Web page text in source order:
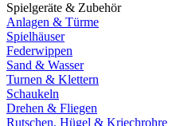
Spielgeräte & Zubehör
Anlagen & Türme
Spielhäuser
Federwippen
Sand & Wasser
Turnen & Klettern
Schaukeln
Drehen & Fliegen
Rutschen, Hügel & Kriechrohre